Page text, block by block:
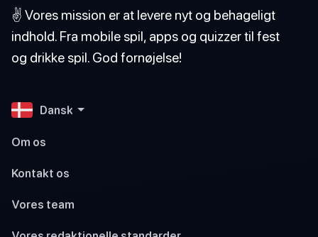
✌️ Vores mission er at levere nyt og behageligt
indhold. Fra mobile spil, apps og quizzer til fest
og drikke spil. God fornøjelse!
Dansk
Om os
Kontakt os
Vores team